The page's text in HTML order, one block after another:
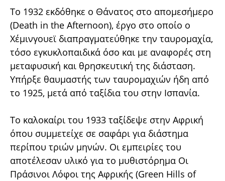
Το 1932 εκδόθηκε ο Θάνατος στο απομεσήμερο
(Death in the Afternoon), έργο στο οποίο ο
Χέμινγουεϊ διαπραγματεύθηκε την ταυρομαχία,
τόσο εγκυκλοπαιδικά όσο και με αναφορές στη
μεταφυσική και θρησκευτική της διάσταση.
Υπήρξε θαυμαστής των ταυρομαχιών ήδη από
το 1925, μετά από ταξίδια του στην Ισπανία.
Το καλοκαίρι του 1933 ταξίδεψε στην Αφρική
όπου συμμετείχε σε σαφάρι για διάστημα
περίπου τριών μηνών. Οι εμπειρίες του
αποτέλεσαν υλικό για το μυθιστόρημα Οι
Πράσινοι Λόφοι της Αφρικής (Green Hills of